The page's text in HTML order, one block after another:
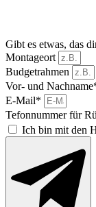
Gibt es etwas, das
Montageort
Budgetrahmen
Vor- und
E-Mail*
Tefonnummer für
Ich bin mit den